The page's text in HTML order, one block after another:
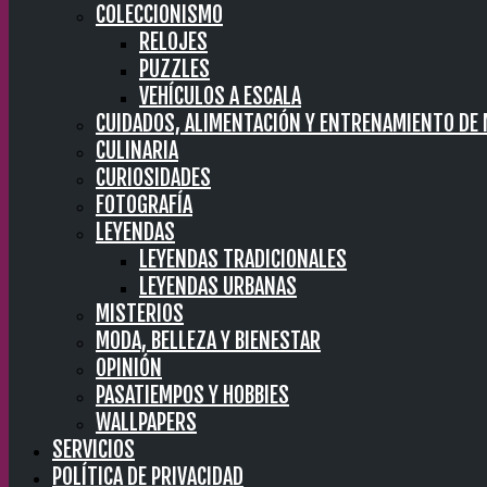
COLECCIONISMO
RELOJES
PUZZLES
VEHÍCULOS A ESCALA
CUIDADOS, ALIMENTACIÓN Y ENTRENAMIENTO DE
CULINARIA
CURIOSIDADES
FOTOGRAFÍA
LEYENDAS
LEYENDAS TRADICIONALES
LEYENDAS URBANAS
MISTERIOS
MODA, BELLEZA Y BIENESTAR
OPINIÓN
PASATIEMPOS Y HOBBIES
WALLPAPERS
SERVICIOS
POLÍTICA DE PRIVACIDAD